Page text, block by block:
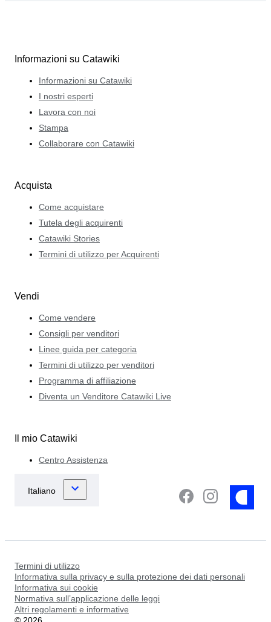
Informazioni su Catawiki
Informazioni su Catawiki
I nostri esperti
Lavora con noi
Stampa
Collaborare con Catawiki
Acquista
Come acquistare
Tutela degli acquirenti
Catawiki Stories
Termini di utilizzo per Acquirenti
Vendi
Come vendere
Consigli per venditori
Linee guida per categoria
Termini di utilizzo per venditori
Programma di affiliazione
Diventa un Venditore Catawiki Live
Il mio Catawiki
Centro Assistenza
Termini di utilizzo
Informativa sulla privacy e sulla protezione dei dati personali
Informativa sui cookie
Normativa sull’applicazione delle leggi
Altri regolamenti e informative